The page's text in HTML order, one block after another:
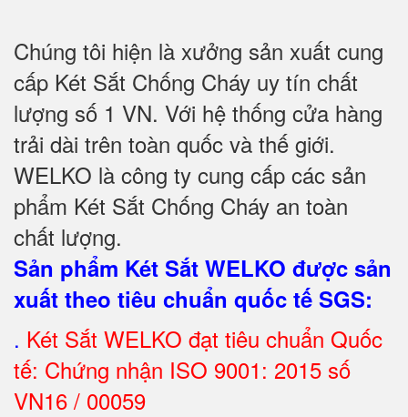
Chúng tôi hiện là xưởng sản xuất cung
cấp Két Sắt Chống Cháy uy tín chất
lượng số 1 VN. Với hệ thống cửa hàng
trải dài trên toàn quốc và thế giới.
WELKO là công ty cung cấp các sản
phẩm Két Sắt Chống Cháy an toàn
chất lượng.
Sản phẩm Két Sắt WELKO được sản
xuất theo tiêu chuẩn quốc tế SGS:
. Két Sắt WELKO đạt tiêu chuẩn Quốc
tế: Chứng nhận ISO 9001: 2015 số
VN16 / 00059